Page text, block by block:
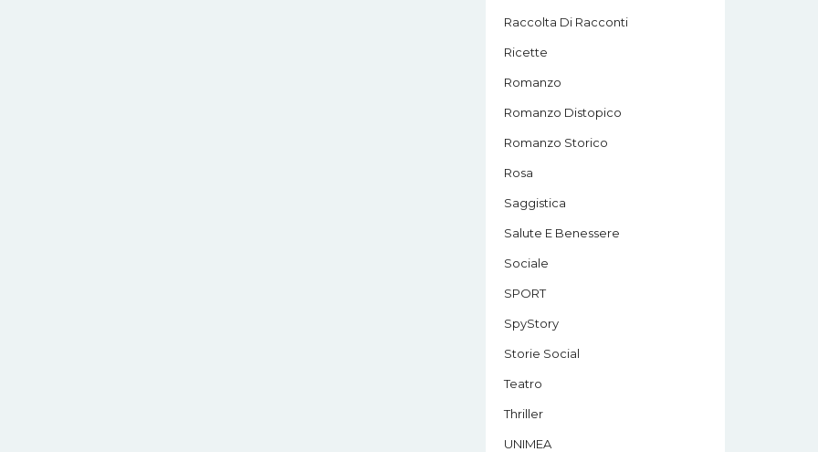
Raccolta Di Racconti
Ricette
Romanzo
Romanzo Distopico
Romanzo Storico
Rosa
Saggistica
Salute E Benessere
Sociale
SPORT
SpyStory
Storie Social
Teatro
Thriller
UNIMEA